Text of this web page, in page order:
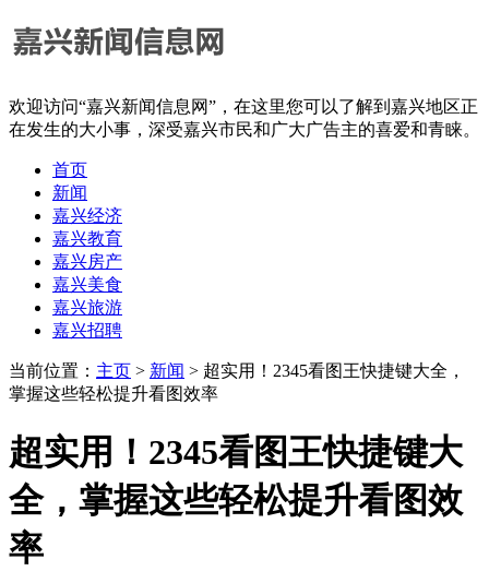
欢迎访问“嘉兴新闻信息网”，在这里您可以了解到嘉兴地区正
在发生的大小事，深受嘉兴市民和广大广告主的喜爱和青睐。
首页
新闻
嘉兴经济
嘉兴教育
嘉兴房产
嘉兴美食
嘉兴旅游
嘉兴招聘
当前位置： 主页 > 新闻 > 超实用！2345看图王快捷键大全，
掌握这些轻松提升看图效率
超实用！2345看图王快捷键大
全，掌握这些轻松提升看图效
率